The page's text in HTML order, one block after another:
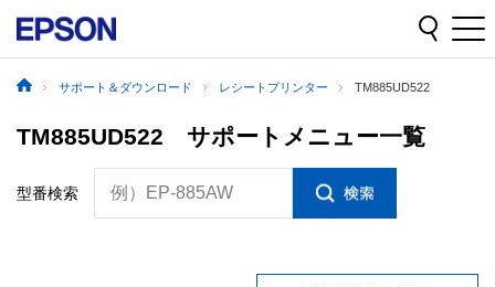
サポート＆ダウンロード レシートプリンター TM885UD522
TM885UD522 サポートメニュー一覧
型番検索 例）EP-885AW